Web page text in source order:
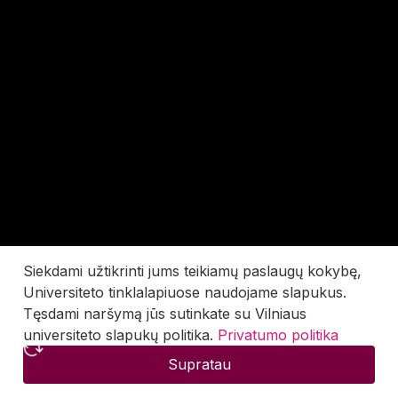
Siekdami užtikrinti jums teikiamų paslaugų kokybę,
Universiteto tinklalapiuose naudojame slapukus.
Tęsdami naršymą jūs sutinkate su Vilniaus
universiteto slapukų politika. Privatumo politika
Supratau